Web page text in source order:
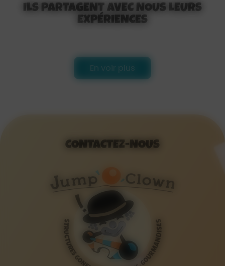
ILS PARTAGENT AVEC NOUS LEURS
EXPÉRIENCES
CONTACTEZ-NOUS